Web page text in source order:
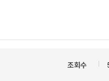
조회수